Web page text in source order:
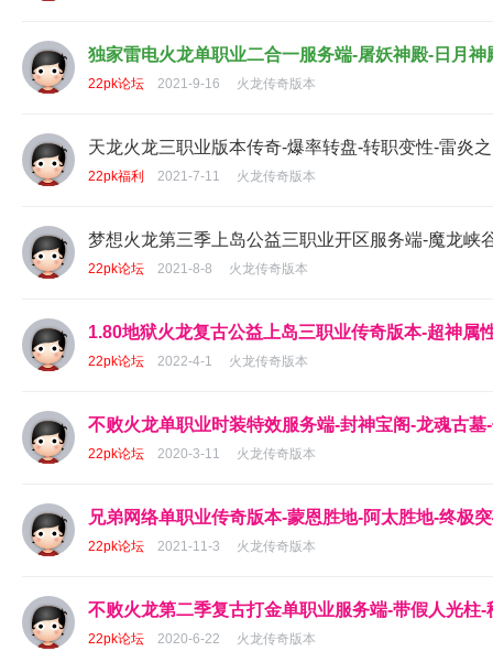
独家雷电火龙单职业二合一服务端-屠妖神殿-日月神
22pk论坛 2021-9-16 火龙传奇版本
天龙火龙三职业版本传奇-爆率转盘-转职变性-雷炎
22pk福利 2021-7-11 火龙传奇版本
梦想火龙第三季上岛公益三职业开区服务端-魔龙峡
22pk论坛 2021-8-8 火龙传奇版本
1.80地狱火龙复古公益上岛三职业传奇版本-超神属
22pk论坛 2022-4-1 火龙传奇版本
不败火龙单职业时装特效服务端-封神宝阁-龙魂古墓
22pk论坛 2020-3-11 火龙传奇版本
兄弟网络单职业传奇版本-蒙恩胜地-阿太胜地-终极
22pk论坛 2021-11-3 火龙传奇版本
不败火龙第二季复古打金单职业服务端-带假人光柱-
22pk论坛 2020-6-22 火龙传奇版本